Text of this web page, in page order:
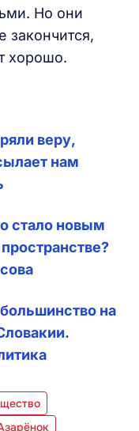
Но они
закончится,
хорошо.
веру,
нам
стало новым
на